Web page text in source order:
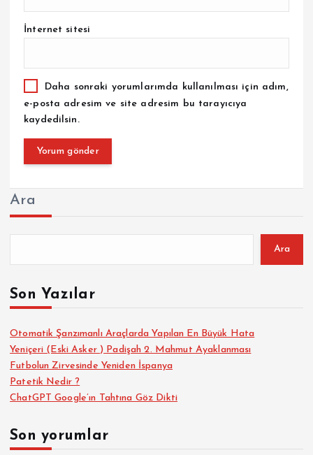
İnternet sitesi
Daha sonraki yorumlarımda kullanılması için adım,
e-posta adresim ve site adresim bu tarayıcıya
kaydedilsin.
Ara
Ara
Son Yazılar
Otomatik Şanzımanlı Araçlarda Yapılan En Büyük Hata
Yeniçeri (Eski Asker ) Padişah 2. Mahmut Ayaklanması
Futbolun Zirvesinde Yeniden İspanya
Patetik Nedir ?
ChatGPT Google’ın Tahtına Göz Dikti
Son yorumlar